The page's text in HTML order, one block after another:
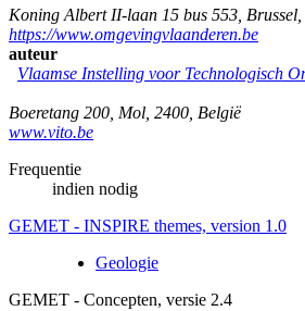
Koning Albert II-laan 15 bus 553 Brussel
https://www.omgevingvlaanderen.be
auteur
Vlaamse Instelling voor Technologisch
Boeretang 200 Mol 2400 België
www.vito.be
Frequentie
indien nodig
GEMET - INSPIRE themes, version 1.0
Geologie
GEMET - Concepten, versie 2.4